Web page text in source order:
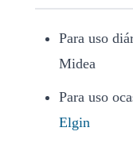
Para uso
Midea
Para uso
Elgin